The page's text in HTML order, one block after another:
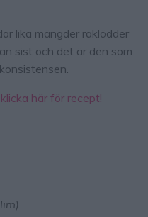
lika mängder raklödder
sist och det är den som
klicka här för recept!